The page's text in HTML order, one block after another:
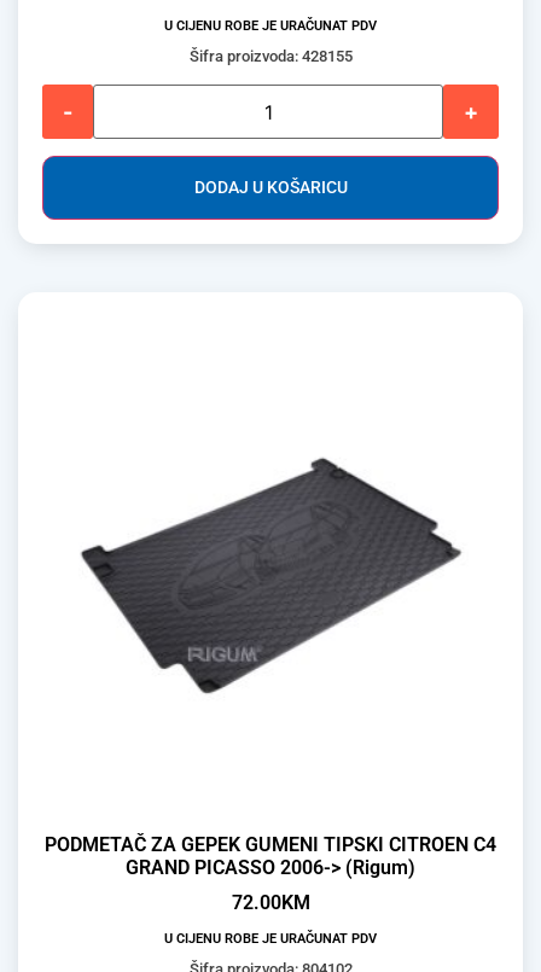
U CIJENU ROBE JE URAČUNAT PDV
Šifra proizvoda: 428155
- +
DODAJ U KOŠARICU
PODMETAČ ZA GEPEK GUMENI TIPSKI CITROEN C4
GRAND PICASSO 2006-> (Rigum)
72.00KM
U CIJENU ROBE JE URAČUNAT PDV